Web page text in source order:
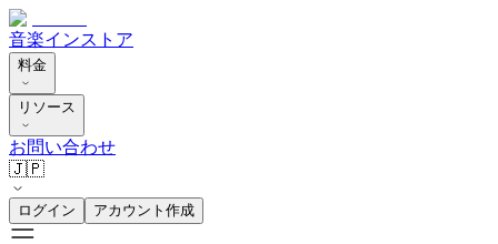
音楽インストア
料金
リソース
お問い合わせ
🇯🇵
ログイン アカウント作成